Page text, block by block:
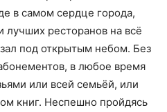
в самом сердце города,
лучших ресторанов на всё
под открытым небом. Без
в любое время
или всей семьёй, или
книг. Неспешно пройдясь